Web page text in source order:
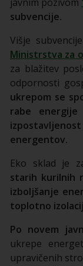
subvencije.
Višje
Ministrstva za
za blažitev
odpornosti
ukrepom se
rabe
energentov.
Eko sklad je
starih kurilnih
izboljšanje
toplotno
Po novem
ukrepe
upravičenih